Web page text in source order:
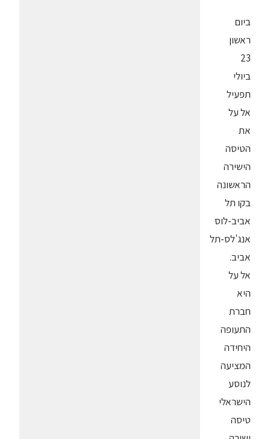
ביום
ראשון
23
ביולי
תפעיל
אל על
את
הטיסה
הישירה
הראשונה
בקו תל
אביב-לוס
אנג'לס-תל
אביב.
אל על
היא
חברת
התעופה
היחידה
המציעה
לנוסע
הישראלי
טיסה